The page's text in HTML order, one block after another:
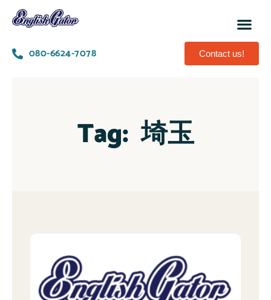
080-6624-7078 Contact us!
Tag: 埼玉